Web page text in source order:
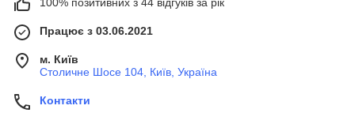
Працює з 03.06.2021
м. Київ
Столичне Шосе 104, Київ, Україна
Контакти